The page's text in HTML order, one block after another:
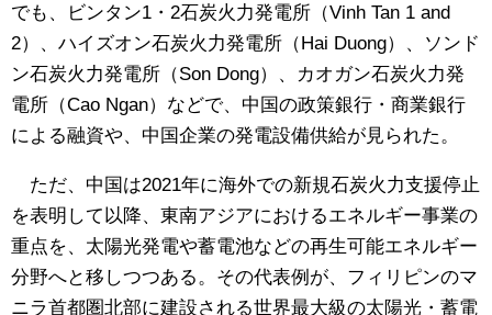
でも、ビンタン1・2石炭火力発電所（Vinh Tan 1 and
2）、ハイズオン石炭火力発電所（Hai Duong）、ソンド
ン石炭火力発電所（Son Dong）、カオガン石炭火力発
電所（Cao Ngan）などで、中国の政策銀行・商業銀行
による融資や、中国企業の発電設備供給が見られた。
ただ、中国は2021年に海外での新規石炭火力支援停止
を表明して以降、東南アジアにおけるエネルギー事業の
重点を、太陽光発電や蓄電池などの再生可能エネルギー
分野へと移しつつある。その代表例が、フィリピンのマ
ニラ首都圏北部に建設される世界最大級の太陽光・蓄電